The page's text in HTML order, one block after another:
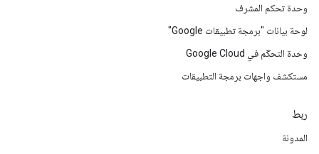
وحدة تحكم المشرف
لوحة بيانات "برمجة تطبيقات Google"
وحدة التحكّم في Google Cloud
مستكشف واجهات برمجة التطبيقات
ربط
المدونة